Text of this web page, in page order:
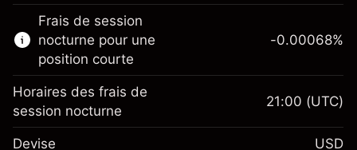
CFD
Knock-outs
Marge. Votre
investissement
$1,000.00
Frais de session
nocturne pour une
position courte
-0.00068%
Horaires des frais de
session nocturne
21:00 (UTC)
Devise USD